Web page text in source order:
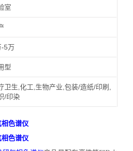
室
-5万
型
卫生,化工,生物产业,包装/造纸/印刷,
/印染
色谱仪
色谱仪